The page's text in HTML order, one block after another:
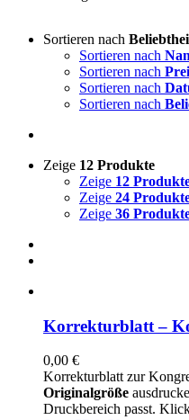
Sortieren nach
Sortieren nach
Sortieren nach
Sortieren nach
Sortieren nach
Zeige 12 Produkte
Zeige 12
Zeige 24
Zeige 36
Korrekturblatt –
0,00 €
Korrekturblatt zur
Originalgröße
Druckbereich passt.